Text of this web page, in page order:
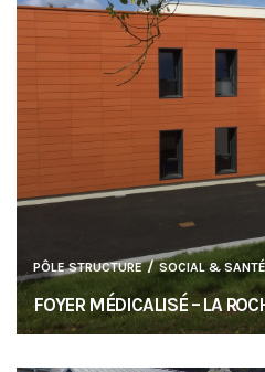
PÔLE STRUCTURE/SOCIAL & SANTÉ
FOYER MÉDICALISÉ – LA